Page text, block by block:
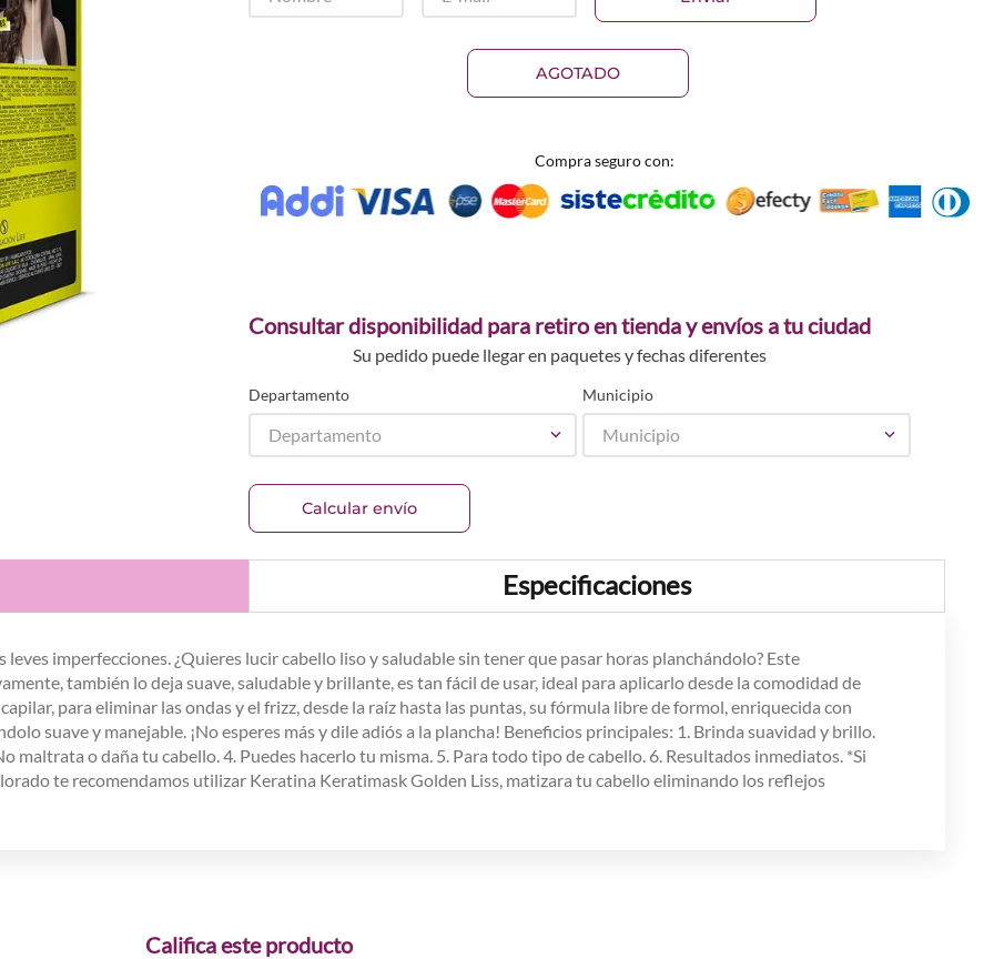
AGOTADO
Compra seguro con:
Consultar disponibilidad para retiro en tienda y envíos a tu ciudad
Su pedido puede llegar en paquetes y fechas diferentes
Departamento
Departamento
Municipio
Municipio
Calcular envío
Especificaciones
imperfecciones. ¿Quieres lucir cabello liso y saludable sin tener que pasar horas planchándolo? Este
también lo deja suave, saludable y brillante, es tan fácil de usar, ideal para aplicarlo desde la comodidad de
para eliminar las ondas y el frizz, desde la raíz hasta las puntas, su fórmula libre de formol, enriquecida con
suave y manejable. ¡No esperes más y dile adiós a la plancha! Beneficios principales: 1. Brinda suavidad y brillo.
maltrata o daña tu cabello. 4. Puedes hacerlo tu misma. 5. Para todo tipo de cabello. 6. Resultados inmediatos. *Si
te recomendamos utilizar Keratina Keratimask Golden Liss, matizara tu cabello eliminando los reflejos
Califica este producto